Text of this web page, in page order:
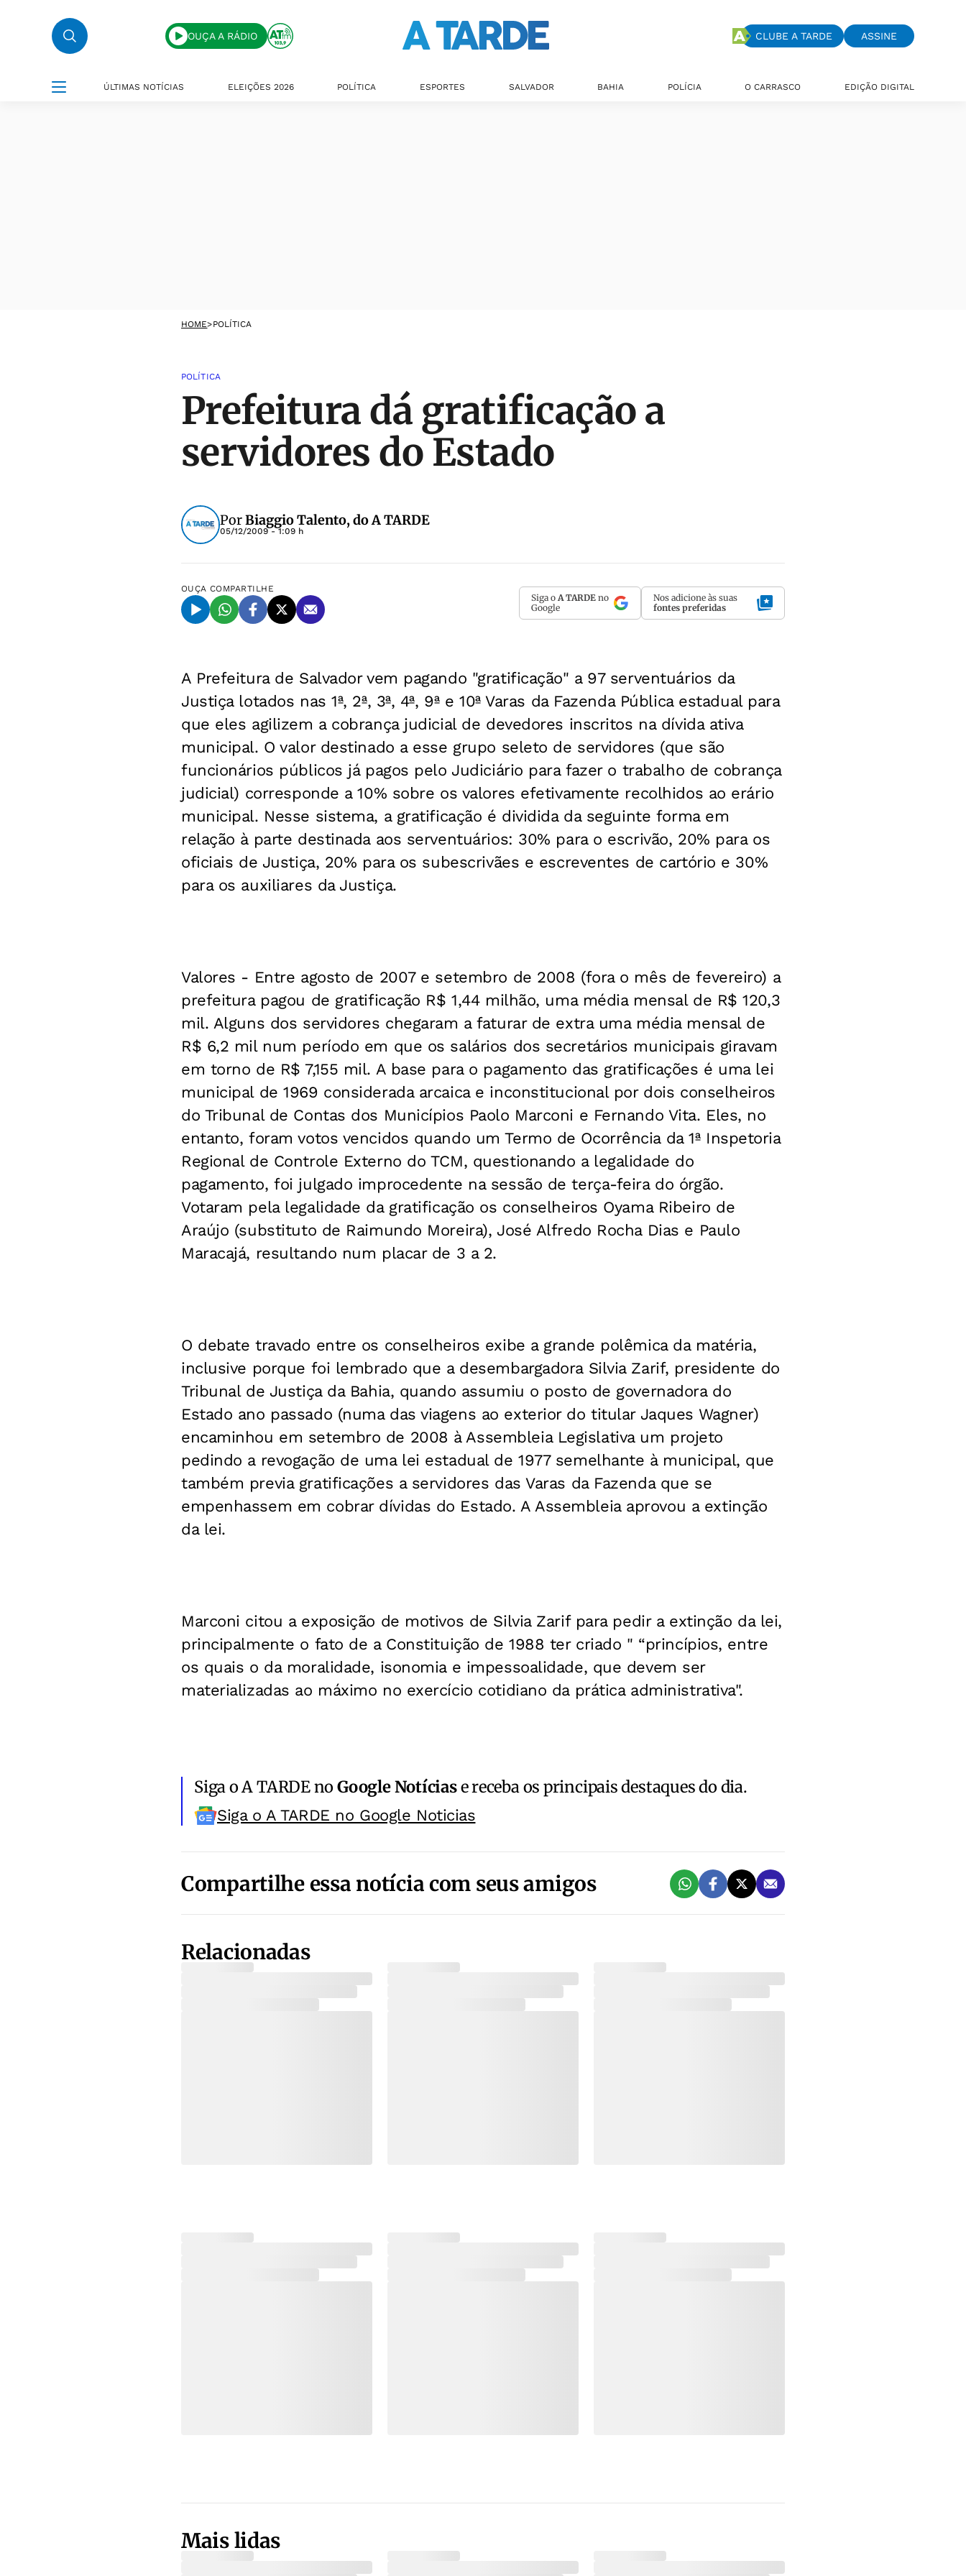
OUÇA A RÁDIO CLUBE A TARDE ASSINE
ÚLTIMAS NOTÍCIAS ELEIÇÕES 2026 POLÍTICA ESPORTES SALVADOR BAHIA POLÍCIA O CARRASCO EDIÇÃO DIGITAL
HOME>POLÍTICA
POLÍTICA
Prefeitura dá gratificação a
servidores do Estado
PorBiaggio Talento, do A TARDE
05/12/2009 - 1:09 h
OUÇA COMPARTILHE
Siga o A TARDE no
Google
Nos adicione às suas
fontes preferidas
A Prefeitura de Salvador vem pagando "gratificação" a 97 serventuários da
Justiça lotados nas 1ª, 2ª, 3ª, 4ª, 9ª e 10ª Varas da Fazenda Pública estadual para
que eles agilizem a cobrança judicial de devedores inscritos na dívida ativa
municipal. O valor destinado a esse grupo seleto de servidores (que são
funcionários públicos já pagos pelo Judiciário para fazer o trabalho de cobrança
judicial) corresponde a 10% sobre os valores efetivamente recolhidos ao erário
municipal. Nesse sistema, a gratificação é dividida da seguinte forma em
relação à parte destinada aos serventuários: 30% para o escrivão, 20% para os
oficiais de Justiça, 20% para os subescrivães e escreventes de cartório e 30%
para os auxiliares da Justiça.
Valores - Entre agosto de 2007 e setembro de 2008 (fora o mês de fevereiro) a
prefeitura pagou de gratificação R$ 1,44 milhão, uma média mensal de R$ 120,3
mil. Alguns dos servidores chegaram a faturar de extra uma média mensal de
R$ 6,2 mil num período em que os salários dos secretários municipais giravam
em torno de R$ 7,155 mil. A base para o pagamento das gratificações é uma lei
municipal de 1969 considerada arcaica e inconstitucional por dois conselheiros
do Tribunal de Contas dos Municípios Paolo Marconi e Fernando Vita. Eles, no
entanto, foram votos vencidos quando um Termo de Ocorrência da 1ª Inspetoria
Regional de Controle Externo do TCM, questionando a legalidade do
pagamento, foi julgado improcedente na sessão de terça-feira do órgão.
Votaram pela legalidade da gratificação os conselheiros Oyama Ribeiro de
Araújo (substituto de Raimundo Moreira), José Alfredo Rocha Dias e Paulo
Maracajá, resultando num placar de 3 a 2.
O debate travado entre os conselheiros exibe a grande polêmica da matéria,
inclusive porque foi lembrado que a desembargadora Silvia Zarif, presidente do
Tribunal de Justiça da Bahia, quando assumiu o posto de governadora do
Estado ano passado (numa das viagens ao exterior do titular Jaques Wagner)
encaminhou em setembro de 2008 à Assembleia Legislativa um projeto
pedindo a revogação de uma lei estadual de 1977 semelhante à municipal, que
também previa gratificações a servidores das Varas da Fazenda que se
empenhassem em cobrar dívidas do Estado. A Assembleia aprovou a extinção
da lei.
Marconi citou a exposição de motivos de Silvia Zarif para pedir a extinção da lei,
principalmente o fato de a Constituição de 1988 ter criado " “princípios, entre
os quais o da moralidade, isonomia e impessoalidade, que devem ser
materializadas ao máximo no exercício cotidiano da prática administrativa".
Siga o A TARDE noGoogle Notíciase receba os principais destaques do dia.
Siga o A TARDE no Google Noticias
Compartilhe essa notícia com seus amigos
Relacionadas
Mais lidas